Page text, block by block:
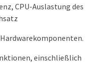
CPU-Auslastung des
einschließlich